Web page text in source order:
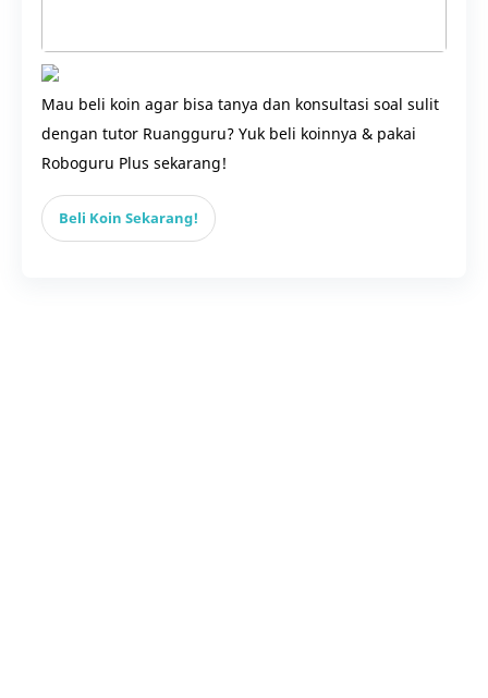
Mau beli koin agar bisa tanya dan konsultasi soal sulit
dengan tutor Ruangguru? Yuk beli koinnya & pakai
Roboguru Plus sekarang!
Beli Koin Sekarang!